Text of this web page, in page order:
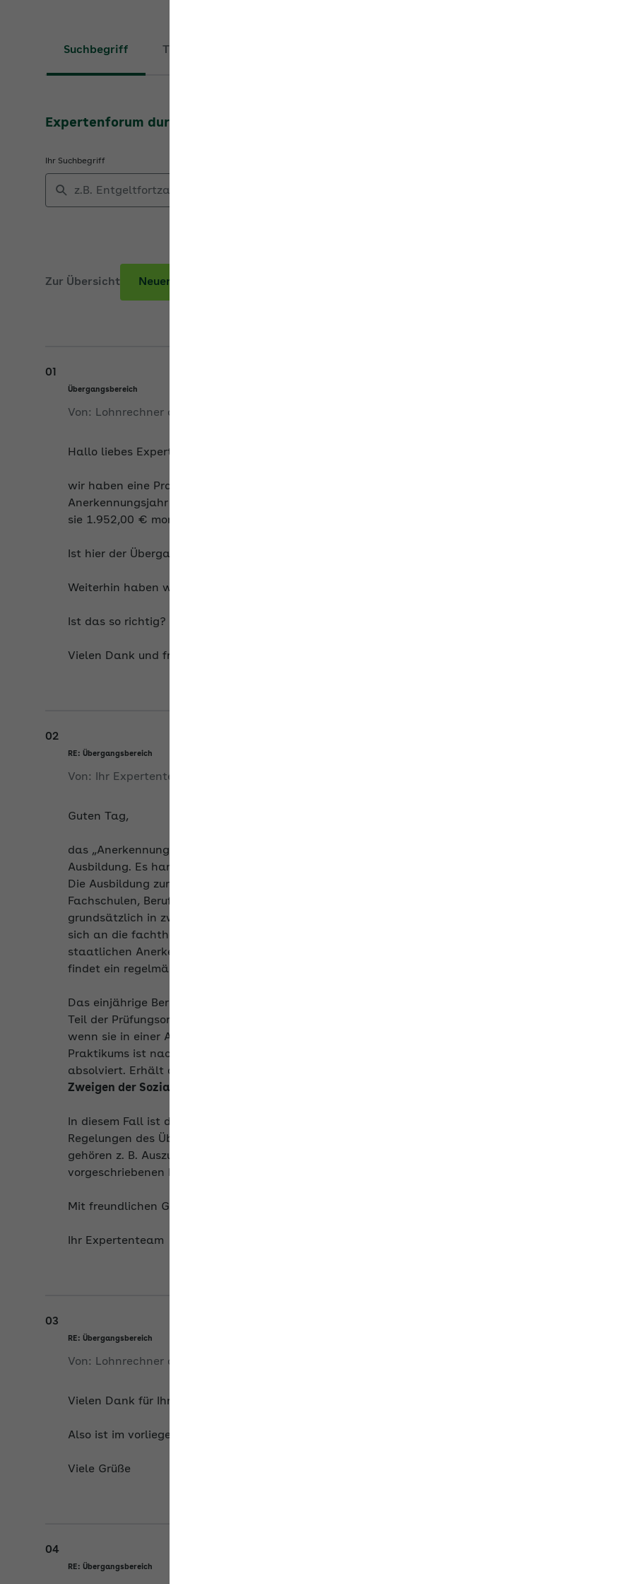
Suchbegriff Thema
Expertenforum durchsuchen
Ihr Suchbegriff
Zur Übersicht Neuer Beitrag
01
Übergangsbereich
Von: Lohnrechner am
Hallo liebes Expertenteam,
wir haben eine Praktikantin (Anerkennungspraktikum im Rahmen der Ausbildung zur Erzieherin), die ihr
Anerkennungsjahr (Berufspraktikum) für sechs Monate in Vollzeit bei uns absolviert. Als
sie 1.952,00 € monatlich, welche tariflich geregelt ist.
Ist hier der Übergangsbereich anzuwenden?
Weiterhin haben wir den Beitragsgruppenschlüssel 1111 und Personengruppenschlüssel 101 für sie
Ist das so richtig?
Vielen Dank und freundliche Grüße
02
RE: Übergangsbereich
Von: Ihr Expertenteam
Guten Tag,
das „Anerkennungsjahr“ ist Teil der klassischen Ausbildung zum Erzieher im Anschluss an den
Ausbildung. Es handelt sich in der Regel um ein Berufspraktikum mit Vergütung.
Die Ausbildung zur Erzieherin/zum Erzieher richtet sich nach landesrechtlichen Bestimmungen, die in
Fachschulen, Berufsfachschulen oder Berufskollegs absolviert wird. Die in der Regel dreijährige
grundsätzlich in zwei unterschiedlichen Organisationsformen: In der klassischen (zweiphasigen)
sich an die fachtheoretische schulische Ausbildung mit Praxisanteilen ein Berufspraktikum an, das
staatlichen Anerkennung der Ausbildung dient; in der Praxisintegrierten (einphasigen) Ausbildung
findet ein regelmäßiger Wechsel von fachtheoretischer schulischer Ausbildung und fachpraktischer
Das einjährige Berufspraktikum im Anerkennungsjahr der klassischen Ausbildung zum Erzieher ist ein
Teil der Prüfungsordnung zum Erzieher und somit als Nachpraktikum zu werten. Vorgeschriebene
wenn sie in einer Ausbildungs-, Studien- oder Prüfungsordnung normiert sind. Die Verpflichtung zur
Praktikums ist nachzuweisen. Ein vorgeschriebenes Vorpraktikum oder Nachpraktikum wird außerhalb
absolviert. Erhält der Praktikant in dieser Zeit Arbeitsentgelt, wird er grundsätzlich
Zweigen der Sozialversicherung
In diesem Fall ist die Beitragsgruppe 1111 und der Personengruppenschlüssel
Regelungen des Übergangsbereichs gelten nicht für Personen, die zu ihrer Berufsausbildung
gehören z. B. Auszubildende, Studenten während eines in einer Ausbildungs-, Studien- oder
vorgeschriebenen Praktikums sowie Teilnehmer an dualen Studiengängen.
Mit freundlichen Grüßen
Ihr Expertenteam
03
RE: Übergangsbereich
Von: Lohnrechner am
Vielen Dank für Ihre Rückmeldung und Unterstützung.
Also ist im vorliegenden Fall der Übergangsbereich nicht anzuwenden?
Viele Grüße
04
RE: Übergangsbereich